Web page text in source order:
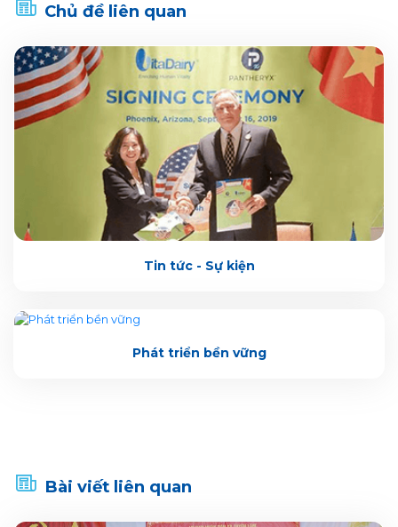
Chủ đề liên quan
Tin tức - Sự kiện
Phát triển bền vững
Bài viết liên quan